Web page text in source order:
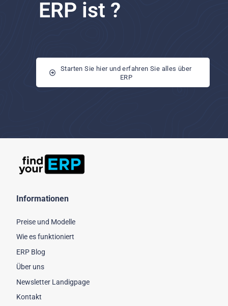
ERP ist ?
Starten Sie hier und erfahren Sie alles über
ERP
Informationen
Preise und Modelle
Wie es funktioniert
ERP Blog
Über uns
Newsletter Landigpage
Kontakt